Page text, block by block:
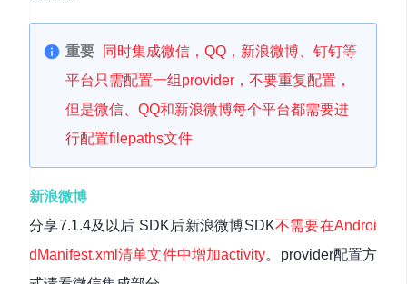
重要
同时集成微信，QQ，新浪微博、钉钉等
平台只需配置一组provider，不要重复配置，
但是微信、QQ和新浪微博每个平台都需要进
行配置filepaths文件
新浪微博
分享7.1.4及以后 SDK后新浪微博SDK不需要在Androi
dManifest.xml清单文件中增加activity。provider配置方